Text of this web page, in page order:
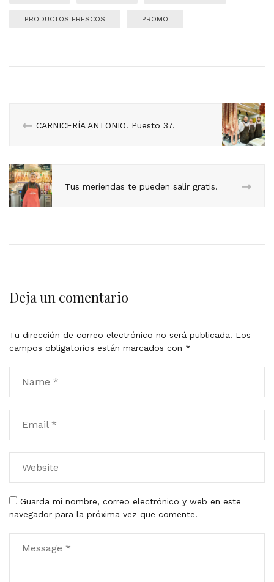
PRODUCTOS FRESCOS PROMO
CARNICERÍA ANTONIO. Puesto 37.
Tus meriendas te pueden salir gratis.
Deja un comentario
Tu dirección de correo electrónico no será publicada. Los
campos obligatorios están marcados con *
Guarda mi nombre, correo electrónico y web en este
navegador para la próxima vez que comente.